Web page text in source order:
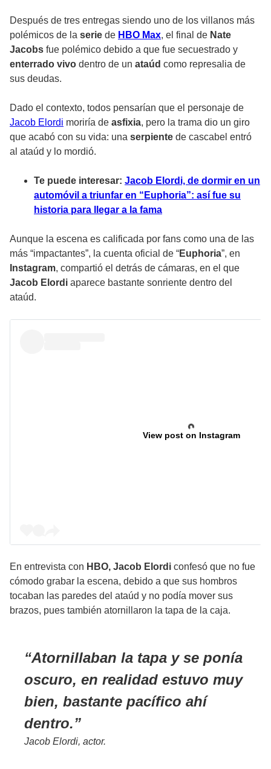
Después de tres entregas siendo uno de los villanos más
polémicos de la serie de HBO Max, el final de Nate
Jacobs fue polémico debido a que fue secuestrado y
enterrado vivo dentro de un ataúd como represalia de
sus deudas.
Dado el contexto, todos pensarían que el personaje de
Jacob Elordi moriría de asfixia, pero la trama dio un giro
que acabó con su vida: una serpiente de cascabel entró
al ataúd y lo mordió.
Te puede interesar: Jacob Elordi, de dormir en un
automóvil a triunfar en “Euphoria”: así fue su
historia para llegar a la fama
Aunque la escena es calificada por fans como una de las
más “impactantes”, la cuenta oficial de “Euphoria”, en
Instagram, compartió el detrás de cámaras, en el que
Jacob Elordi aparece bastante sonriente dentro del
ataúd.
View post on Instagram
En entrevista con HBO, Jacob Elordi confesó que no fue
cómodo grabar la escena, debido a que sus hombros
tocaban las paredes del ataúd y no podía mover sus
brazos, pues también atornillaron la tapa de la caja.
Atornillaban la tapa y se ponía
oscuro, en realidad estuvo muy
bien, bastante pacífico ahí
dentro.
Jacob Elordi, actor.